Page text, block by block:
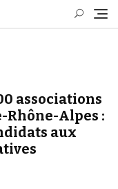
associations
Alpes :
aux